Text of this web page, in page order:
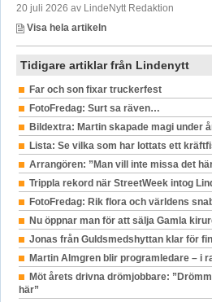
20 juli 2026 av LindeNytt Redaktion
Visa hela artikeln
Tidigare artiklar från Lindenytt
Far och son fixar truckerfest
FotoFredag: Surt sa räven…
Bildextra: Martin skapade magi under
Lista: Se vilka som har lottats ett
Arrangören: ”Man vill inte missa det
Trippla rekord när StreetWeek intog
FotoFredag: Rik flora och världens
Nu öppnar man för att sälja Gamla
Jonas från Guldsmedshyttan klar för
Martin Almgren blir programledare – i
Möt årets drivna drömjobbare:
här”